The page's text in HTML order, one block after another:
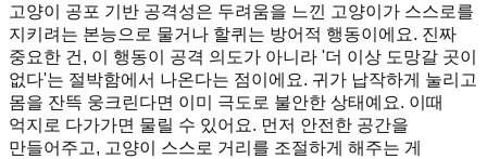
고양이 공포 기반 공격성은 두려움을 느낀 고양이가 스스로를
지키려는 본능으로 물거나 할퀴는 방어적 행동이에요. 진짜
중요한 건, 이 행동이 공격 의도가 아니라 '더 이상 도망갈 곳이
없다'는 절박함에서 나온다는 점이에요. 귀가 납작하게 눌리고
몸을 잔뜩 웅크린다면 이미 극도로 불안한 상태예요. 이때
억지로 다가가면 물릴 수 있어요. 먼저 안전한 공간을
만들어주고, 고양이 스스로 거리를 조절하게 해주는 게